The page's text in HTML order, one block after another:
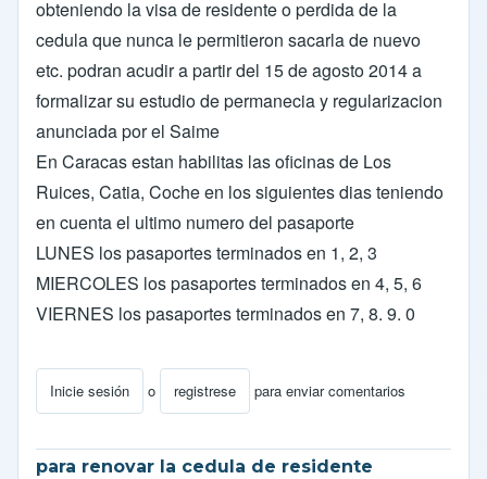
obteniendo la visa de residente o perdida de la
cedula que nunca le permitieron sacarla de nuevo
etc. podran acudir a partir del 15 de agosto 2014 a
formalizar su estudio de permanecia y regularizacion
anunciada por el Saime
En Caracas estan habilitas las oficinas de Los
Ruices, Catia, Coche en los siguientes dias teniendo
en cuenta el ultimo numero del pasaporte
LUNES los pasaportes terminados en 1, 2, 3
MIERCOLES los pasaportes terminados en 4, 5, 6
VIERNES los pasaportes terminados en 7, 8. 9. 0
Inicie sesión o registrese para enviar comentarios
para renovar la cedula de residente